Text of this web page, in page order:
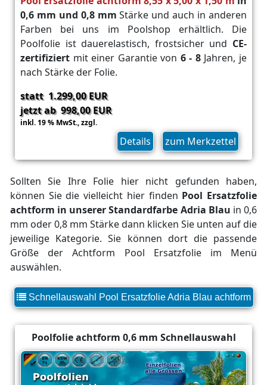
0,6 mm und 0,8 mm Stärke und auch in anderen
Farben bei uns im Poolshop erhältlich. Die
Poolfolie ist dauerelastisch, frostsicher und CE-
zertifiziert mit einer Garantie von 6 - 8Jahren, je
nach Stärke der Folie.
statt 1.299,00 EUR
jetzt ab 998,00 EUR
inkl. 19 % MwSt.,zzgl.
Details zum Merkzettel
Sollten Sie Ihre Folie hier nicht gefunden haben,
können Sie die vielleicht hier finden Pool Ersatzfolie
achtform in unserer Standardfarbe Adria Blau in 0,6
mm oder 0,8 mm Stärke dann klicken Sie unten auf die
jeweilige Kategorie. Sie können dort die passende
Größe der Achtform Pool Ersatzfolie im Menü
auswählen.
Schnellauswahl Pool Ersatzfolie Adria Blau achtform
Poolfolie achtform 0,6 mm Schnellauswahl